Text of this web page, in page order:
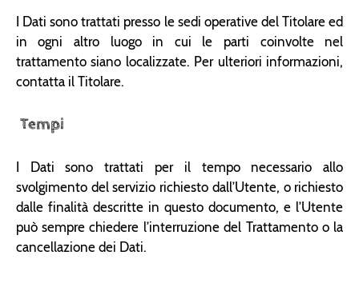
I Dati sono trattati presso le sedi operative del Titolare ed
in ogni altro luogo in cui le parti coinvolte nel
trattamento siano localizzate. Per ulteriori informazioni,
contatta il Titolare.
Tempi
I Dati sono trattati per il tempo necessario allo
svolgimento del servizio richiesto dall’Utente, o richiesto
dalle finalità descritte in questo documento, e l’Utente
può sempre chiedere l’interruzione del Trattamento o la
cancellazione dei Dati.